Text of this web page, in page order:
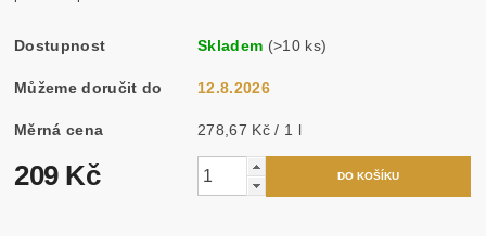
Dostupnost Skladem (>10 ks)
Můžeme doručit do 12.8.2026
Měrná cena 278,67 Kč / 1 l
209 Kč